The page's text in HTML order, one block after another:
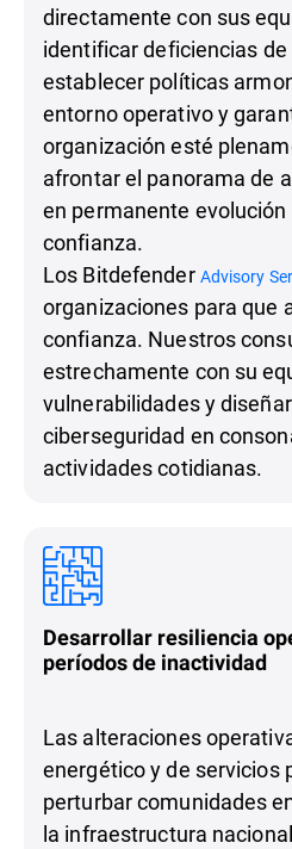
directamente con sus
identificar deficiencias de
establecer políticas
entorno operativo y
organización esté
afrontar el panorama de
en permanente
confianza.
Los Bitdefender Advisory
organizaciones para que
confianza. Nuestros
estrechamente con su
vulnerabilidades y
ciberseguridad en
actividades cotidianas.
Desarrollar resiliencia
períodos de inactividad
Las alteraciones
energético y de servicios
perturbar comunidades
la infraestructura